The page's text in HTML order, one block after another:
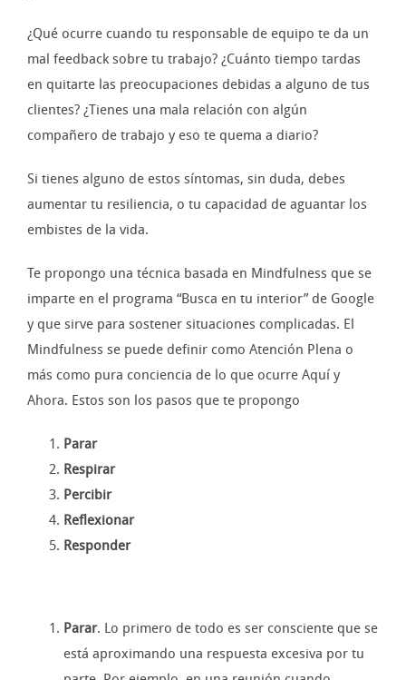
¿Qué ocurre cuando tu responsable de equipo te da un
mal feedback sobre tu trabajo? ¿Cuánto tiempo tardas
en quitarte las preocupaciones debidas a alguno de tus
clientes? ¿Tienes una mala relación con algún
compañero de trabajo y eso te quema a diario?
Si tienes alguno de estos síntomas, sin duda, debes
aumentar tu resiliencia, o tu capacidad de aguantar los
embistes de la vida.
Te propongo una técnica basada en Mindfulness que se
imparte en el programa “Busca en tu interior” de Google
y que sirve para sostener situaciones complicadas. El
Mindfulness se puede definir como Atención Plena o
más como pura conciencia de lo que ocurre Aquí y
Ahora. Estos son los pasos que te propongo
Parar
Respirar
Percibir
Reflexionar
Responder
Parar. Lo primero de todo es ser consciente que se
está aproximando una respuesta excesiva por tu